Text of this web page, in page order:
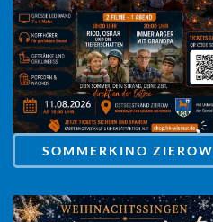
SOMMERKINO ZIEROW